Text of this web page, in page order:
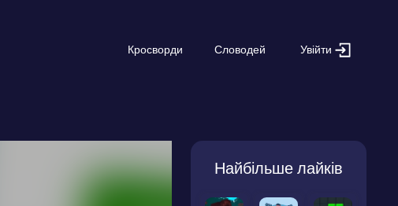
Кросворди Словодей Увійти
Найбільше лайків